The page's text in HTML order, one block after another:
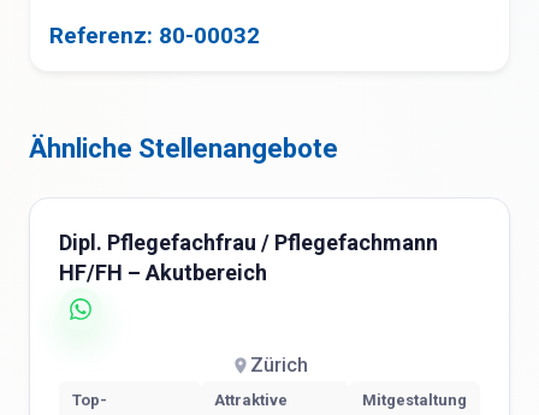
Referenz: 80-00032
Ähnliche Stellenangebote
Dipl. Pflegefachfrau / Pflegefachmann
HF/FH – Akutbereich
Zürich
Top-
Attraktive
Mitgestaltung